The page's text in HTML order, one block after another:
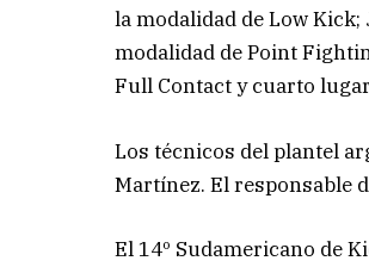
la modalidad de Low Kick;
modalidad de Point
Full Contact y cuarto
Los técnicos del plantel
Martínez. El responsable
El 14º Sudamericano de